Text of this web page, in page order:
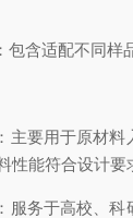
适配不同样品
用于原材料入
性能符合设计要
于高校、科